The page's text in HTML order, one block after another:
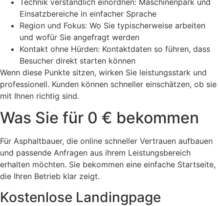
Einsatzbereiche in einfacher Sprache
Region und Fokus: Wo Sie typischerweise arbeiten
und wofür Sie angefragt werden
Kontakt ohne Hürden: Kontaktdaten so führen, dass
Besucher direkt starten können
Wenn diese Punkte sitzen, wirken Sie leistungsstark und
professionell. Kunden können schneller einschätzen, ob sie
mit Ihnen richtig sind.
Was Sie für 0 € bekommen
Für Asphaltbauer, die online schneller Vertrauen aufbauen
und passende Anfragen aus ihrem Leistungsbereich
erhalten möchten. Sie bekommen eine einfache Startseite,
die Ihren Betrieb klar zeigt.
Kostenlose Landingpage